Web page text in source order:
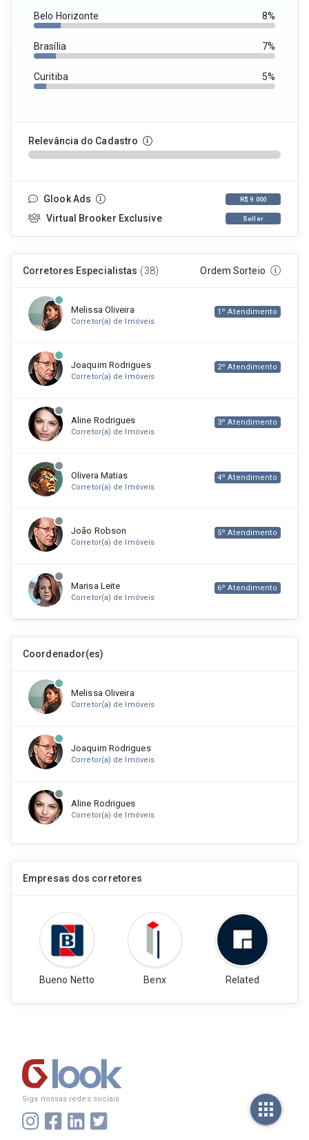
Belo Horizonte 8%
Brasília 7%
Curitiba 5%
Relevância do Cadastro
Glook Ads R$ 9.000
Virtual Brooker Exclusive Seller
Corretores Especialistas (38) Ordem Sorteio
Melissa Oliveira
1º Atendimento
Corretor(a) de Imóveis
Joaquim Rodrigues
2º Atendimento
Corretor(a) de Imóveis
Aline Rodrigues
3º Atendimento
Corretor(a) de Imóveis
Olivera Matias
4º Atendimento
Corretor(a) de Imóveis
João Robson
5º Atendimento
Corretor(a) de Imóveis
Marisa Leite
6º Atendimento
Corretor(a) de Imóveis
Corretor(a) de Imóveis
Livia Hatchensen
Corretor(a) de Imóveis
Melissa Oliveira
Corretor(a) de Imóveis
Joaquim Rodrigues
Corretor(a) de Imóveis
Corretor(a) de Imóveis
Olivera Matias
12º Atendimento
Corretor(a) de Imóveis
13º Atendimento
Corretor(a) de Imóveis
Antônio Bezerra
Corretor(a) de Imóveis
Coordenador(es)
Melissa Oliveira
Corretor(a) de Imóveis
Joaquim Rodrigues
Corretor(a) de Imóveis
Aline Rodrigues
Corretor(a) de Imóveis
Empresas dos corretores
Bueno Netto Benx Related
Siga nossas redes sociais